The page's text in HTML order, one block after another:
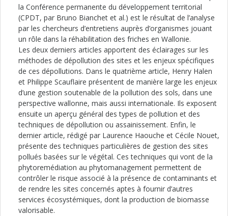
la Conférence permanente du développement territorial
(CPDT, par Bruno Bianchet et al.) est le résultat de l’analyse
par les chercheurs d’entretiens auprès d’organismes jouant
un rôle dans la réhabilitation des friches en Wallonie.
Les deux derniers articles apportent des éclairages sur les
méthodes de dépollution des sites et les enjeux spécifiques
de ces dépollutions. Dans le quatrième article, Henry Halen
et Philippe Scauflaire présentent de manière large les enjeux
d’une gestion soutenable de la pollution des sols, dans une
perspective wallonne, mais aussi internationale. Ils exposent
ensuite un aperçu général des types de pollution et des
techniques de dépollution ou assainissement. Enfin, le
dernier article, rédigé par Laurence Haouche et Cécile Nouet,
présente des techniques particulières de gestion des sites
pollués basées sur le végétal. Ces techniques qui vont de la
phytoremédiation au phytomanagement permettent de
contrôler le risque associé à la présence de contaminants et
de rendre les sites concernés aptes à fournir d’autres
services écosystémiques, dont la production de biomasse
valorisable.